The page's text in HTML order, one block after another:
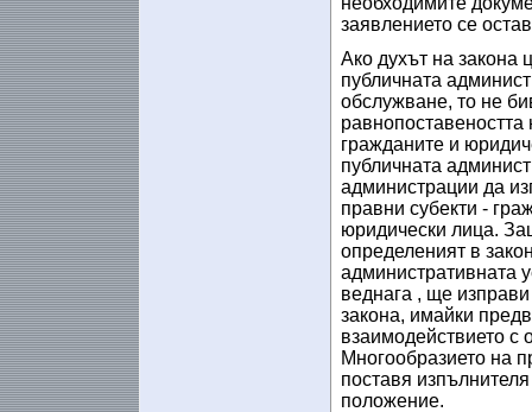
заявлението се
Ако духът на закона
публичната
обслужване, то не
равнопоставеността
гражданите и
публичната
администрации да
правни субекти -
юридически лица.
определеният в
административната
веднага , ще
закона, имайки
взаимодействието с
Многообразието на
поставя
положение.